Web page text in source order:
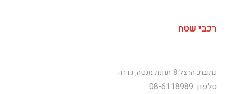
רכבי שטח
כתובת: הרצל 8 תחנת מנטה, גדרה
טלפון: 08-6118989